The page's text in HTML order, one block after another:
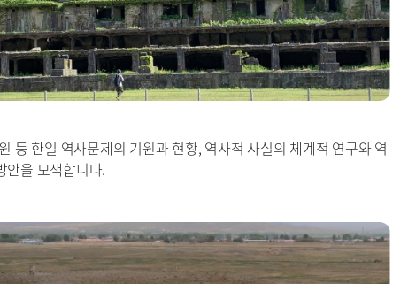
등 한일 역사문제의 기원과 현황, 역사적 사실의 체계적 연구와 역
안을 모색합니다.